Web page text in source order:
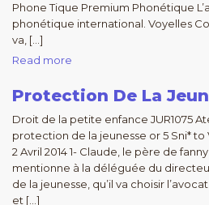
Phone Tique Premium Phonétique
phonétique international. Voyelles
va, […]
Read more
Protection De La
Droit de la petite enfance JUR1075
protection de la jeunesse or 5 Sni* to
2 Avril 2014 1- Claude, le père de
mentionne à la déléguée du
de la jeunesse, qu’il va choisir
et […]